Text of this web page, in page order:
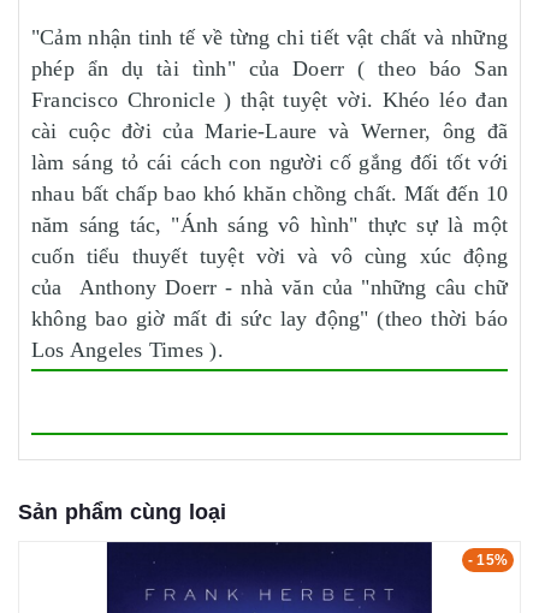
"Cảm nhận tinh tế về từng chi tiết vật chất và những
phép ẩn dụ tài tình" của Doerr ( theo báo San
Francisco Chronicle ) thật tuyệt vời. Khéo léo đan
cài cuộc đời của Marie-Laure và Werner, ông đã
làm sáng tỏ cái cách con người cố gắng đối tốt với
nhau bất chấp bao khó khăn chồng chất. Mất đến 10
năm sáng tác, "Ánh sáng vô hình" thực sự là một
cuốn tiểu thuyết tuyệt vời và vô cùng xúc động
của Anthony Doerr - nhà văn của "những câu chữ
không bao giờ mất đi sức lay động" (theo thời báo
Los Angeles Times ).
Sản phẩm cùng loại
- 15%